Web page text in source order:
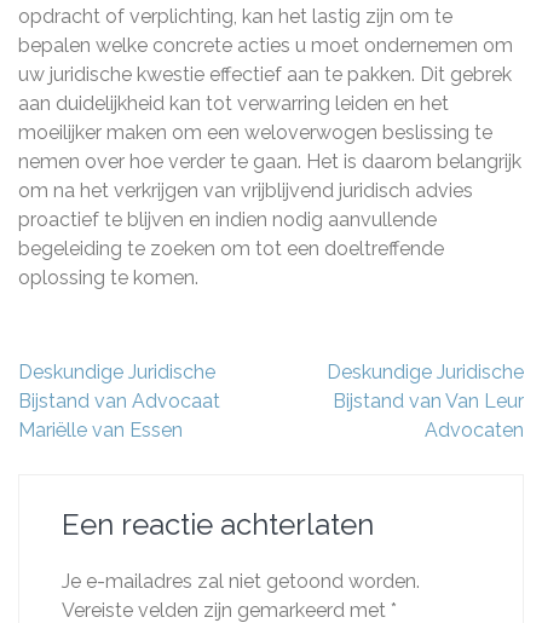
opdracht of verplichting, kan het lastig zijn om te
bepalen welke concrete acties u moet ondernemen om
uw juridische kwestie effectief aan te pakken. Dit gebrek
aan duidelijkheid kan tot verwarring leiden en het
moeilijker maken om een weloverwogen beslissing te
nemen over hoe verder te gaan. Het is daarom belangrijk
om na het verkrijgen van vrijblijvend juridisch advies
proactief te blijven en indien nodig aanvullende
begeleiding te zoeken om tot een doeltreffende
oplossing te komen.
Berichtnavigatie
Deskundige Juridische
Bijstand van Advocaat
Mariëlle van Essen
Deskundige Juridische
Bijstand van Van Leur
Advocaten
Een reactie achterlaten
Je e-mailadres zal niet getoond worden.
Vereiste velden zijn gemarkeerd met *